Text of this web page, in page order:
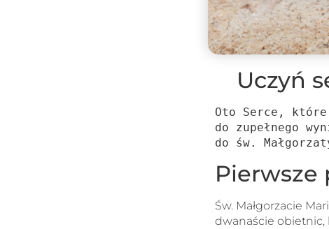
Uczyń
Oto Serce,
do zupełnego
do św.
Pierwsze
Św. Małgorzacie
dwanaście obietnic,